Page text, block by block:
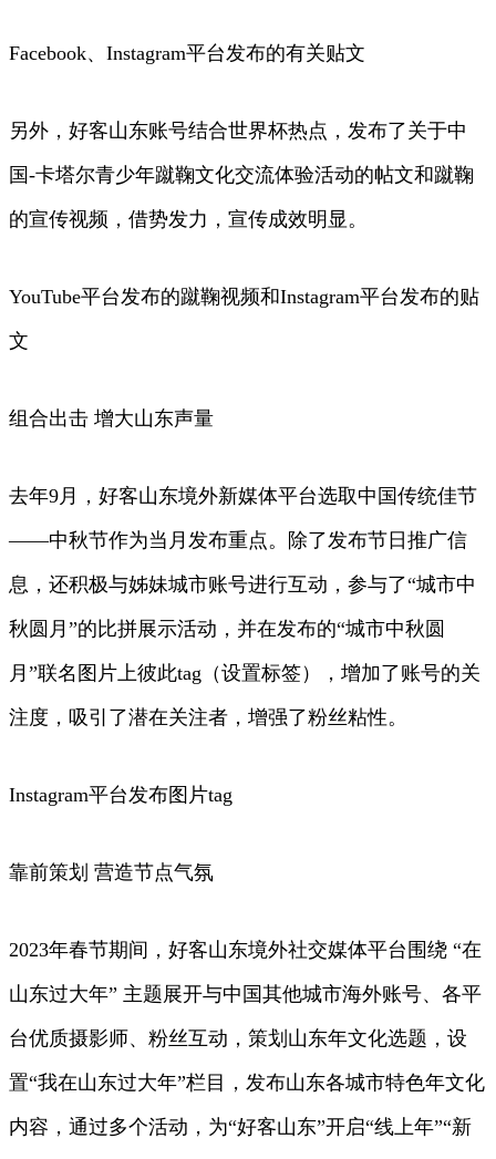
Facebook、Instagram平台发布的有关贴文
另外，好客山东账号结合世界杯热点，发布了关于中
国-卡塔尔青少年蹴鞠文化交流体验活动的帖文和蹴鞠
的宣传视频，借势发力，宣传成效明显。
YouTube平台发布的蹴鞠视频和Instagram平台发布的贴
文
组合出击 增大山东声量
去年9月，好客山东境外新媒体平台选取中国传统佳节
——中秋节作为当月发布重点。除了发布节日推广信
息，还积极与姊妹城市账号进行互动，参与了“城市中
秋圆月”的比拼展示活动，并在发布的“城市中秋圆
月”联名图片上彼此tag（设置标签），增加了账号的关
注度，吸引了潜在关注者，增强了粉丝粘性。
Instagram平台发布图片tag
靠前策划 营造节点气氛
2023年春节期间，好客山东境外社交媒体平台围绕 “在
山东过大年” 主题展开与中国其他城市海外账号、各平
台优质摄影师、粉丝互动，策划山东年文化选题，设
置“我在山东过大年”栏目，发布山东各城市特色年文化
内容，通过多个活动，为“好客山东”开启“线上年”“新